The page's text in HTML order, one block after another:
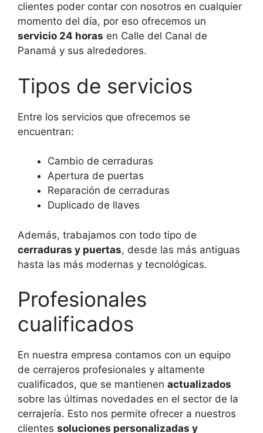
clientes poder contar con nosotros en cualquier
momento del día, por eso ofrecemos un
servicio 24 horas en Calle del Canal de
Panamá y sus alrededores.
Tipos de servicios
Entre los servicios que ofrecemos se
encuentran:
Cambio de cerraduras
Apertura de puertas
Reparación de cerraduras
Duplicado de llaves
Además, trabajamos con todo tipo de
cerraduras y puertas, desde las más antiguas
hasta las más modernas y tecnológicas.
Profesionales
cualificados
En nuestra empresa contamos con un equipo
de cerrajeros profesionales y altamente
cualificados, que se mantienen actualizados
sobre las últimas novedades en el sector de la
cerrajería. Esto nos permite ofrecer a nuestros
clientes soluciones personalizadas y